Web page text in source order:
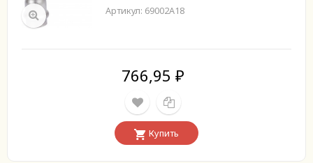
Артикул: 69002A18
766,95 ₽
Купить